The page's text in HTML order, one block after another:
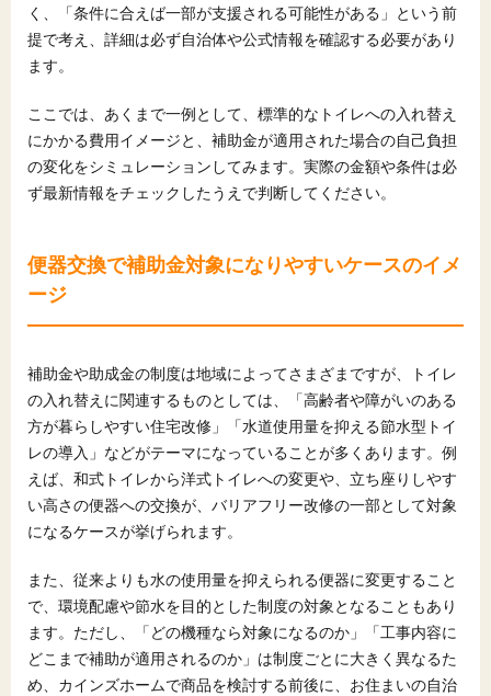
く、「条件に合えば一部が支援される可能性がある」という前
提で考え、詳細は必ず自治体や公式情報を確認する必要があり
ます。
ここでは、あくまで一例として、標準的なトイレへの入れ替え
にかかる費用イメージと、補助金が適用された場合の自己負担
の変化をシミュレーションしてみます。実際の金額や条件は必
ず最新情報をチェックしたうえで判断してください。
便器交換で補助金対象になりやすいケースのイメ
ージ
補助金や助成金の制度は地域によってさまざまですが、トイレ
の入れ替えに関連するものとしては、「高齢者や障がいのある
方が暮らしやすい住宅改修」「水道使用量を抑える節水型トイ
レの導入」などがテーマになっていることが多くあります。例
えば、和式トイレから洋式トイレへの変更や、立ち座りしやす
い高さの便器への交換が、バリアフリー改修の一部として対象
になるケースが挙げられます。
また、従来よりも水の使用量を抑えられる便器に変更すること
で、環境配慮や節水を目的とした制度の対象となることもあり
ます。ただし、「どの機種なら対象になるのか」「工事内容に
どこまで補助が適用されるのか」は制度ごとに大きく異なるた
め、カインズホームで商品を検討する前後に、お住まいの自治